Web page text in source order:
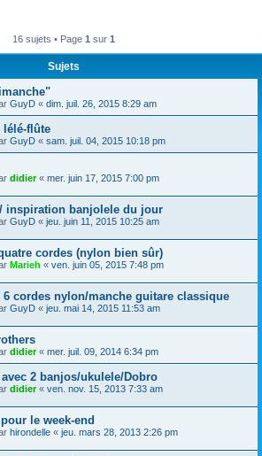
16 sujets • Page 1 sur 1
Sujets
GuyD « dim. juil. 26, 2015 8:29 am
lélé-flûte
GuyD « sam. juil. 04, 2015 10:18 pm
didier« mer. juin 17, 2015 7:00 pm
inspiration banjolele du jour
GuyD « jeu. juin 11, 2015 10:25 am
cordes (nylon bien sûr)
Marieh « ven. juin 05, 2015 7:48 pm
6 cordes nylon/manche guitare classique
GuyD « jeu. mai 14, 2015 11:53 am
didier« mer. juil. 09, 2014 6:34 pm
2 banjos/ukulele/Dobro
didier« ven. nov. 15, 2013 7:33 am
le week-end
hirondelle « jeu. mars 28, 2013 2:26 pm